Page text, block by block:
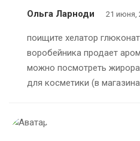
Ольга Ларноди 21 июня,
поищите хелатор
воробейника продает
можно посмотреть
для косметики (в